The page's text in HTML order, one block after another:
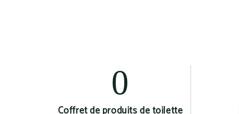
Coffret de produits de toilette